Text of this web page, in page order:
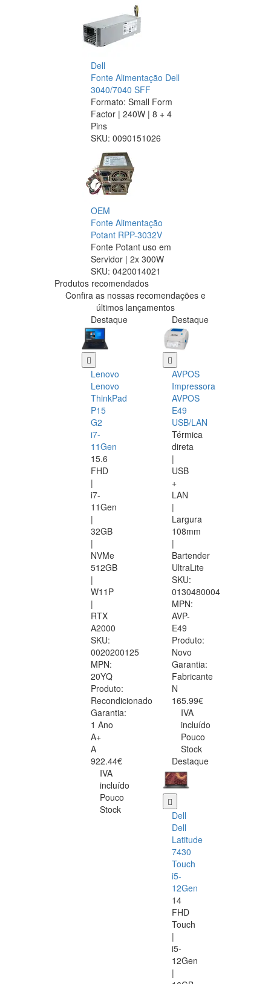
Dell
Fonte Alimentação Dell
3040/7040 SFF
Formato: Small Form
Factor | 240W | 8 + 4
Pins
SKU: 0090151026
OEM
Fonte Alimentação
Potant RPP-3032V
Fonte Potant uso em
Servidor | 2x 300W
SKU: 0420014021
Produtos recomendados
Confira as nossas recomendações e
últimos lançamentos
Destaque
Lenovo
Lenovo
ThinkPad
P15
G2
i7-
11Gen
15.6
FHD
|
i7-
11Gen
|
32GB
|
NVMe
512GB
|
W11P
|
RTX
A2000
SKU:
0020200125
MPN:
20YQ
Produto:
Recondicionado
Garantia:
1 Ano
A+
A
922.44€
IVA
incluído
Pouco
Stock
Destaque
AVPOS
Impressora
AVPOS
E49
USB/LAN
Térmica
direta
|
USB
+
LAN
|
Largura
108mm
|
Bartender
UltraLite
SKU:
0130480004
MPN:
AVP-
E49
Produto:
Novo
Garantia:
Fabricante
N
165.99€
IVA
incluído
Pouco
Stock
Destaque
Dell
Dell
Latitude
7430
Touch
i5-
12Gen
14
FHD
Touch
|
i5-
12Gen
|